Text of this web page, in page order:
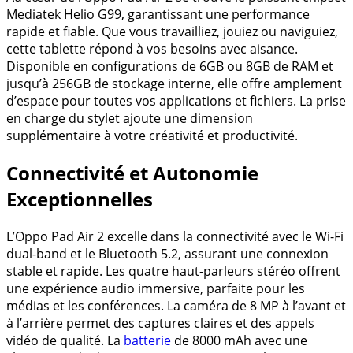
Mediatek Helio G99, garantissant une performance
rapide et fiable. Que vous travailliez, jouiez ou naviguiez,
cette tablette répond à vos besoins avec aisance.
Disponible en configurations de 6GB ou 8GB de RAM et
jusqu’à 256GB de stockage interne, elle offre amplement
d’espace pour toutes vos applications et fichiers. La prise
en charge du stylet ajoute une dimension
supplémentaire à votre créativité et productivité.
Connectivité et Autonomie
Exceptionnelles
L’Oppo Pad Air 2 excelle dans la connectivité avec le Wi-Fi
dual-band et le Bluetooth 5.2, assurant une connexion
stable et rapide. Les quatre haut-parleurs stéréo offrent
une expérience audio immersive, parfaite pour les
médias et les conférences. La caméra de 8 MP à l’avant et
à l’arrière permet des captures claires et des appels
vidéo de qualité. La batterie de 8000 mAh avec une